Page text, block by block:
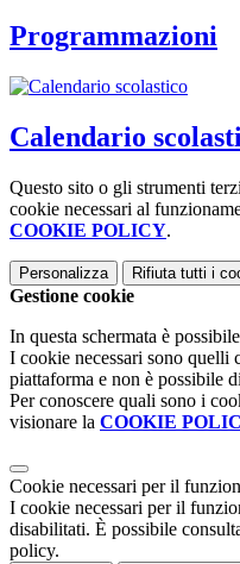
Programmazioni
Calendario
Questo sito o gli strumenti
cookie necessari al
COOKIE POLICY.
Personalizza Rifiuta tutti i
Gestione cookie
In questa schermata è
I cookie necessari sono quelli
piattaforma e non è possibile
Per conoscere quali sono i
visionare la COOKIE
Cookie necessari per il
I cookie necessari per il
disabilitati. È possibile
policy.